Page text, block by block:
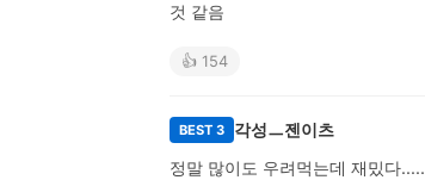
것 같음
👍 154
BEST 3
각성ㅡ젠이츠
정말 많이도 우려먹는데 재밌다.....